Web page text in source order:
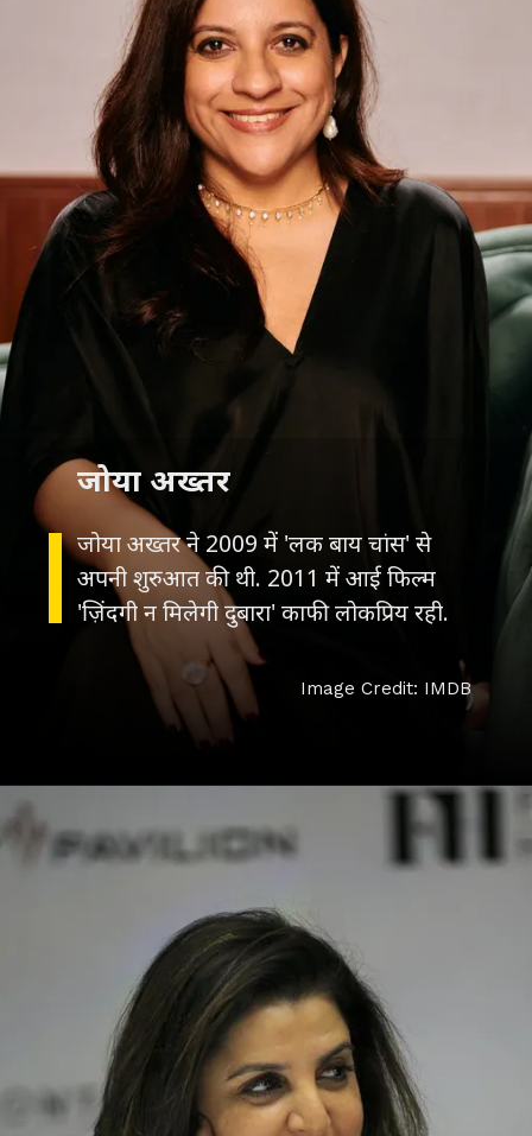
जोया अख्तर ने 2009 में 'लक बाय चांस' से
अपनी शुरुआत की थी. 2011 में आई फिल्म
'ज़िंदगी न मिलेगी दुबारा' काफी लोकप्रिय रही.
जोया अख्तर
Image Credit: IMDB